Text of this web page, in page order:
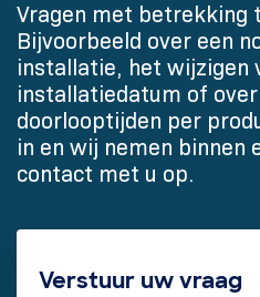
Vragen met betrekking
Bijvoorbeeld over een
installatie, het wijzigen
installatiedatum of over
doorlooptijden per
in en wij nemen binnen
contact met u op.
Verstuur uw vraag